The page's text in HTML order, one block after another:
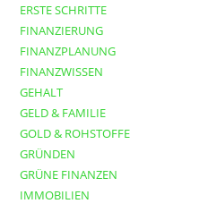
ERSTE SCHRITTE
FINANZIERUNG
FINANZPLANUNG
FINANZWISSEN
GEHALT
GELD & FAMILIE
GOLD & ROHSTOFFE
GRÜNDEN
GRÜNE FINANZEN
IMMOBILIEN